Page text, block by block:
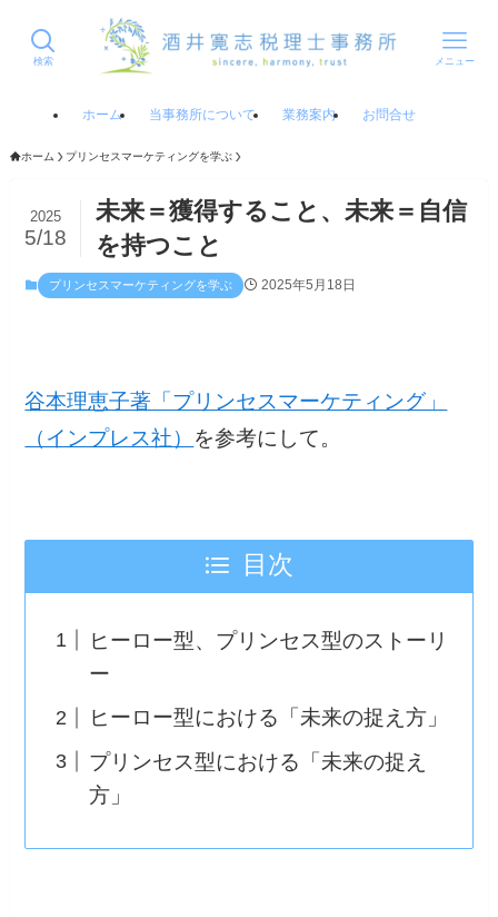
検索 メニュー
ホーム 当事務所について 業務案内 お問合せ
ホーム プリンセスマーケティングを学ぶ
未来＝獲得すること、未来＝自信
を持つこと
2025
5/18
プリンセスマーケティングを学ぶ 2025年5月18日
谷本理恵子著「プリンセスマーケティング」
（インプレス社） を参考にして。
目次
ヒーロー型、プリンセス型のストーリ
ー
ヒーロー型における「未来の捉え方」
プリンセス型における「未来の捉え
方」